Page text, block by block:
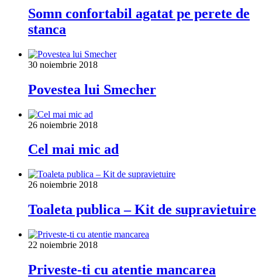
Somn confortabil agatat pe perete de
stanca
30 noiembrie 2018
Povestea lui Smecher
26 noiembrie 2018
Cel mai mic ad
26 noiembrie 2018
Toaleta publica – Kit de supravietuire
22 noiembrie 2018
Priveste-ti cu atentie mancarea